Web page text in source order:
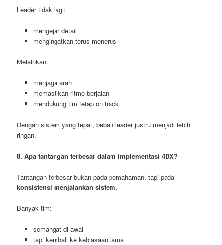
Leader tidak lagi:
mengejar detail
mengingatkan terus-menerus
Melainkan:
menjaga arah
memastikan ritme berjalan
mendukung tim tetap on track
Dengan sistem yang tepat, beban leader justru menjadi lebih
ringan.
8. Apa tantangan terbesar dalam implementasi 4DX?
Tantangan terbesar bukan pada pemahaman, tapi pada
konsistensi menjalankan sistem.
Banyak tim:
semangat di awal
tapi kembali ke kebiasaan lama